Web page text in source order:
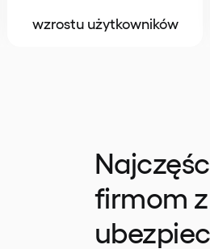
wzrostu użytkowników
firmom